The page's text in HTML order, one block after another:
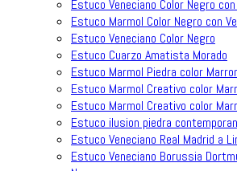
Estuco Veneciano Color Negro
Estuco Marmol Color Negro con
Estuco Veneciano Color Negro
Estuco Cuarzo Amatista Morado
Estuco Marmol Piedra color
Estuco Marmol Creativo color
Estuco Marmol Creativo color
Estuco ilusion piedra
Estuco Veneciano Real Madrid a
Estuco Veneciano Borussia